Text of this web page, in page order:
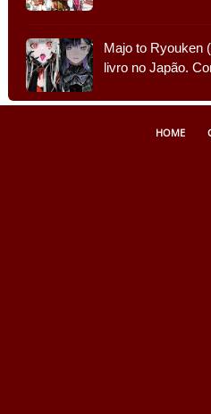
Majo to Ryouken
livro no Japão.
HOME